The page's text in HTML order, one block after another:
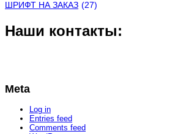
ШРИФТ НА ЗАКАЗ (27)
Наши контакты:
Meta
Log in
Entries feed
Comments feed